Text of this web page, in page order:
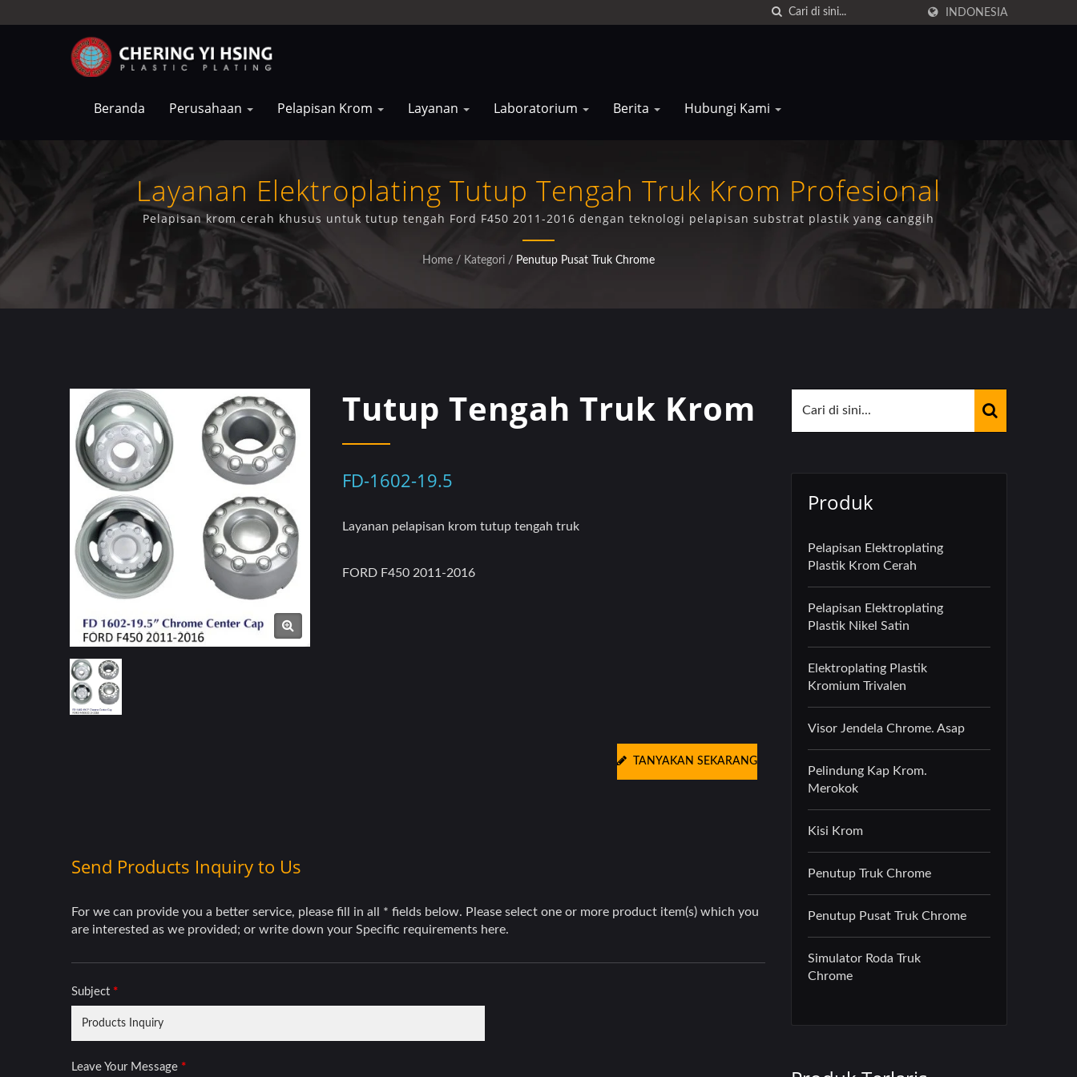
INDONESIA
Beranda Perusahaan Pelapisan Krom Layanan Laboratorium Berita Hubungi Kami
Layanan Elektroplating Tutup Tengah Truk Krom Profesional
Pelapisan krom cerah khusus untuk tutup tengah Ford F450 2011-2016 dengan teknologi pelapisan substrat plastik yang canggih
Home / Kategori / Penutup Pusat Truk Chrome
Tutup Tengah Truk Krom
FD-1602-19.5
Layanan pelapisan krom tutup tengah truk
FORD F450 2011-2016
TANYAKAN SEKARANG
Produk
Pelapisan Elektroplating
Plastik Krom Cerah
Pelapisan Elektroplating
Plastik Nikel Satin
Elektroplating Plastik
Kromium Trivalen
Visor Jendela Chrome. Asap
Pelindung Kap Krom.
Merokok
Kisi Krom
Penutup Truk Chrome
Penutup Pusat Truk Chrome
Simulator Roda Truk
Chrome